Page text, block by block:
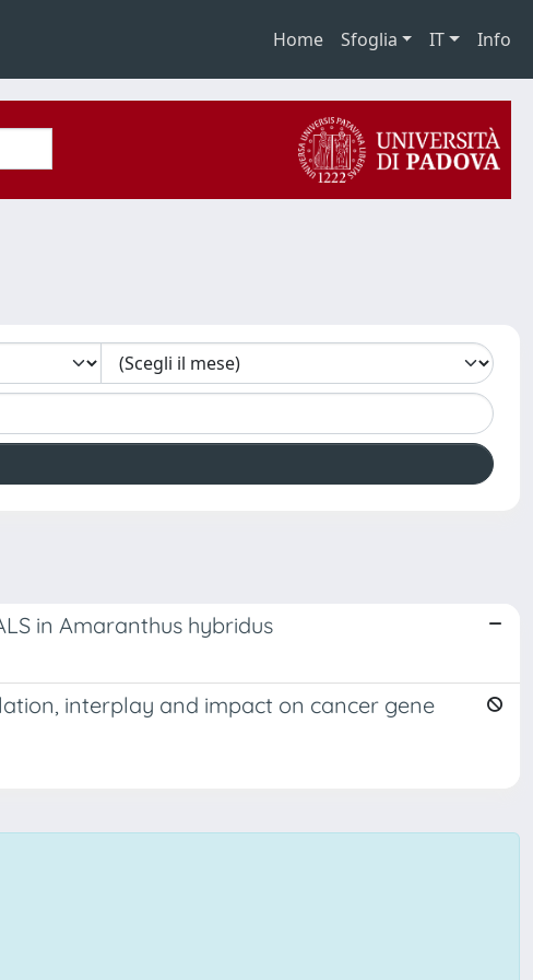
Home Sfoglia IT Info
in Amaranthus hybridus
interplay and impact on cancer gene